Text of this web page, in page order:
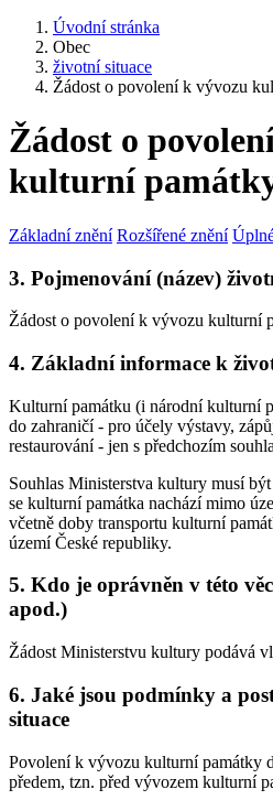
Úvodní stránka
Obec
životní situace
Žádost o povolení k vývozu
Žádost o
kulturní
Základní znění Rozšířené znění
3. Pojmenování (název)
Žádost o povolení k vývozu kulturní
4. Základní informace k
Kulturní památku (i národní kulturní
do zahraničí - pro účely výstavy,
restaurování - jen s předchozím
Souhlas Ministerstva kultury musí
se kulturní památka nachází mimo
včetně doby transportu kulturní
území České republiky.
5. Kdo je oprávněn v této
apod.)
Žádost Ministerstvu kultury podává
6. Jaké jsou podmínky a
situace
Povolení k vývozu kulturní památky
předem, tzn. před vývozem kulturní